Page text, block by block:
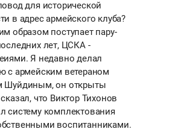
для исторической
в адрес армейского клуба?
образом поступает пару-
лет, ЦСКА -
Я недавно делал
с армейским ветераном
Шуйдиным, он открыты
что Виктор Тихонов
систему комплектования
воспитанниками.